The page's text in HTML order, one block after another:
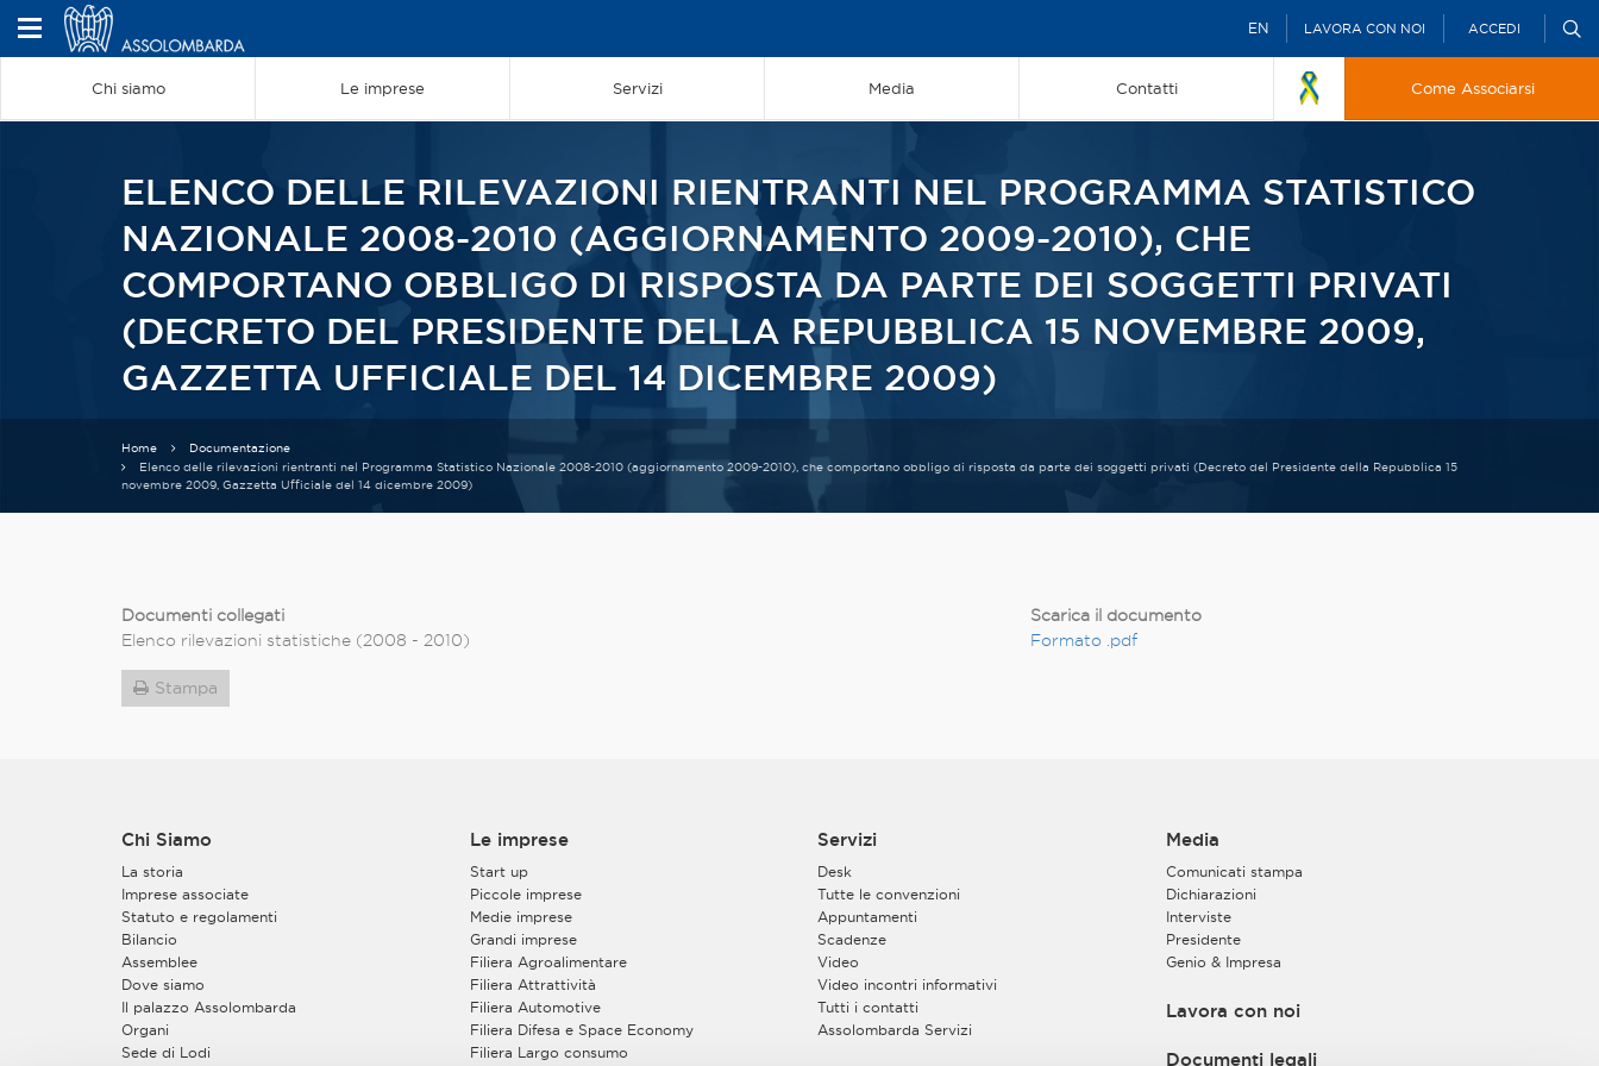
EN LAVORA CON NOI ACCEDI
Chi siamo Le imprese Servizi Media Contatti Come Associarsi
ELENCO DELLE RILEVAZIONI RIENTRANTI NEL PROGRAMMA STATISTICO
NAZIONALE 2008-2010 (AGGIORNAMENTO 2009-2010), CHE
COMPORTANO OBBLIGO DI RISPOSTA DA PARTE DEI SOGGETTI PRIVATI
(DECRETO DEL PRESIDENTE DELLA REPUBBLICA 15 NOVEMBRE 2009,
GAZZETTA UFFICIALE DEL 14 DICEMBRE 2009)
Home
Documentazione
Elenco delle rilevazioni rientranti nel Programma Statistico Nazionale 2008-2010 (aggiornamento 2009-2010), che comportano obbligo di risposta da parte dei soggetti privati (Decreto del Presidente della Repubblica 15
novembre 2009, Gazzetta Ufficiale del 14 dicembre 2009)
Documenti collegati
Scarica il documento
Elenco rilevazioni statistiche (2008 - 2010)
Formato .pdf
Stampa
Chi Siamo
La storia
Imprese associate
Statuto e regolamenti
Bilancio
Assemblee
Dove siamo
Il palazzo Assolombarda
Organi
Sede di Lodi
Le imprese
Start up
Piccole imprese
Medie imprese
Grandi imprese
Filiera Agroalimentare
Filiera Attrattività
Filiera Automotive
Filiera Difesa e Space Economy
Filiera Largo consumo
Servizi
Desk
Tutte le convenzioni
Appuntamenti
Scadenze
Video
Video incontri informativi
Tutti i contatti
Assolombarda Servizi
Media
Comunicati stampa
Dichiarazioni
Interviste
Presidente
Genio & Impresa
Lavora con noi
Documenti legali